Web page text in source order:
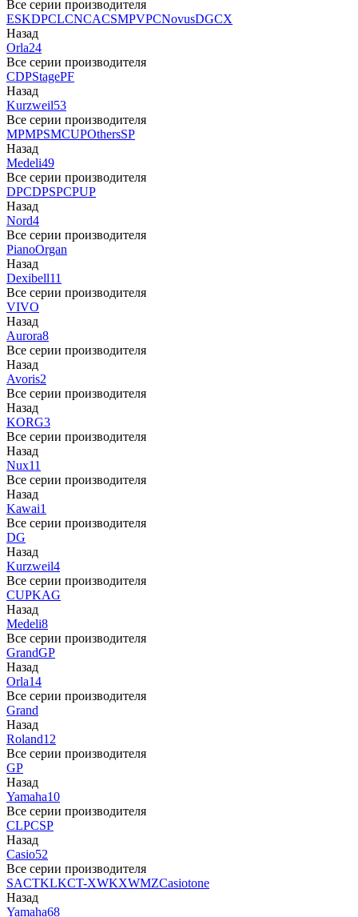
Все серии производителя
ESKDPCLCNCACSMPVPCNovusDGCX
Назад
Orla24
Все серии производителя
CDPStagePF
Назад
Kurzweil53
Все серии производителя
MPMPSMCUPOthersSP
Назад
Medeli49
Все серии производителя
DPCDPSPCPUP
Назад
Nord4
Все серии производителя
PianoOrgan
Назад
Dexibell11
Все серии производителя
VIVO
Назад
Aurora8
Все серии производителя
Назад
Avoris2
Все серии производителя
Назад
KORG3
Все серии производителя
Назад
Nux11
Все серии производителя
Назад
Kawai1
Все серии производителя
DG
Назад
Kurzweil4
Все серии производителя
CUPKAG
Назад
Medeli8
Все серии производителя
GrandGP
Назад
Orla14
Все серии производителя
Grand
Назад
Roland12
Все серии производителя
GP
Назад
Yamaha10
Все серии производителя
CLPCSP
Назад
Casio52
Все серии производителя
SACTKLKCT-XWKXWMZCasiotone
Назад
Yamaha68